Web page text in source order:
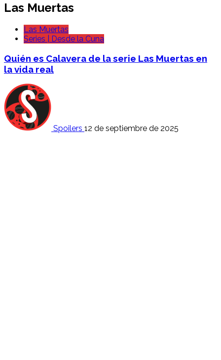
Las Muertas
Las Muertas
Series | Desde la Cuna
Quién es Calavera de la serie Las Muertas en
la vida real
Spoilers 12 de septiembre de 2025